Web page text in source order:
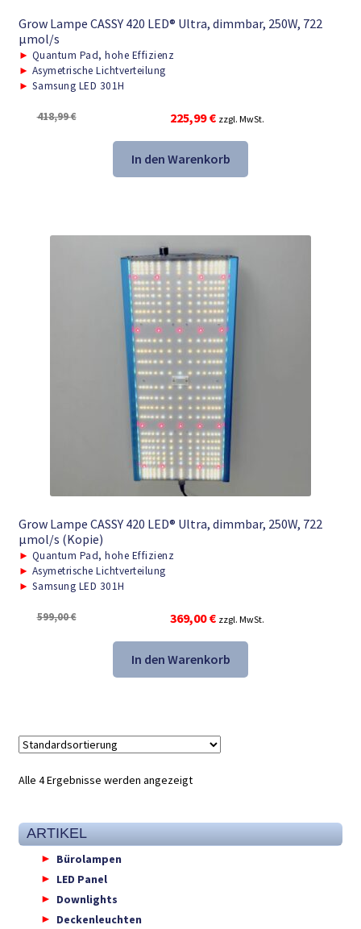
Grow Lampe CASSY 420 LED® Ultra, dimmbar, 250W, 722
μmol/s
► Quantum Pad, hohe Effizienz
► Asymetrische Lichtverteilung
► Samsung LED 301H
418,99€
Ursprünglicher
Preis
war:
418,99 €
225,99€Aktueller
Preis
ist:
225,99 €.
zzgl. MwSt.
In den Warenkorb
Grow Lampe CASSY 420 LED® Ultra, dimmbar, 250W, 722
μmol/s (Kopie)
► Quantum Pad, hohe Effizienz
► Asymetrische Lichtverteilung
► Samsung LED 301H
599,00€
Ursprünglicher
Preis
war:
599,00 €
369,00€Aktueller
Preis
ist:
369,00 €.
zzgl. MwSt.
In den Warenkorb
Alle 4 Ergebnisse werden angezeigt
ARTIKEL
Bürolampen
LED Panel
Downlights
Deckenleuchten